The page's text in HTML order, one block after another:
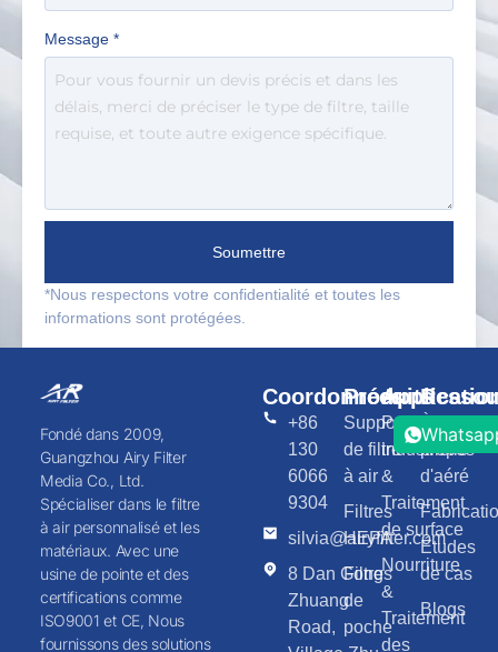
Message *
Soumettre
*Nous respectons votre confidentialité et toutes les
informations sont protégées.
Fondé dans 2009,
Guangzhou Airy Filter
Media Co., Ltd.
Spécialiser dans le filtre
à air personnalisé et les
matériaux. Avec une
usine de pointe et des
certifications comme
ISO9001 et CE, Nous
fournissons des solutions
Produits
Support
de filtre
à air
Filtres
HEPA
Filtres
de
poche
Peinture
industrielle
&
Traitement
de surface
Nourriture
&
Traitement
des
propos
d'aéré
Études
de cas
Blogs
Coordonnées
+86
130
6066
9304
silvia@airyfilter.com
8 Dan Gong
Zhuang
Road,